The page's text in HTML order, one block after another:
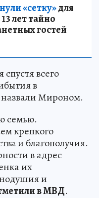
«сетку»для
лет тайно
гостей
всего
в
Мироном.
семью.
крепкого
и благополучия.
в адрес
их
и
в МВД.